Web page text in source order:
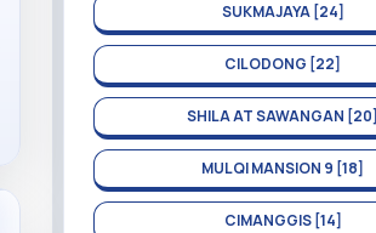
SUKMAJAYA [24]
CILODONG [22]
SHILA AT SAWANGAN [20]
MULQI MANSION 9 [18]
CIMANGGIS [14]